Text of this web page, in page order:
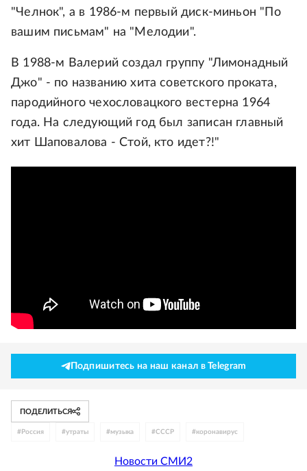
"Челнок", а в 1986-м первый диск-миньон "По
вашим письмам" на "Мелодии".
В 1988-м Валерий создал группу "Лимонадный
Джо" - по названию хита советского проката,
пародийного чехословацкого вестерна 1964
года. На следующий год был записан главный
хит Шаповалова - Стой, кто идет?!"
Подпишитесь на наш канал в Telegram
ПОДЕЛИТЬСЯ
# Россия #утраты #музыка #СССР #коронавирус
Новости СМИ2